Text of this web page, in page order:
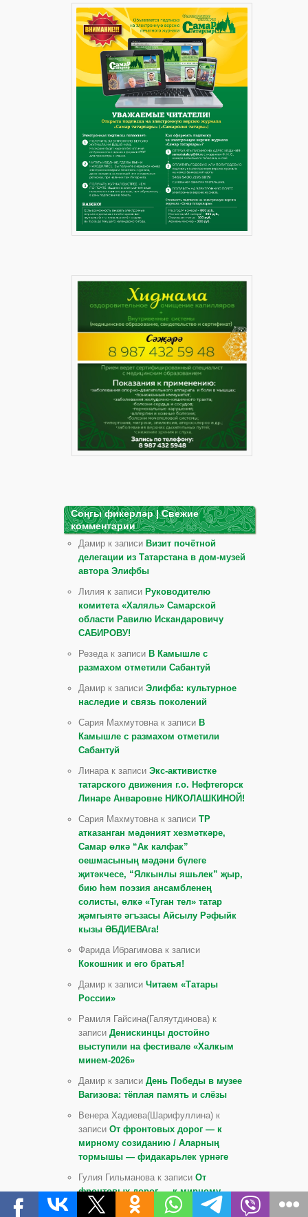
Соңгы фикерләр | Свежие
комментарии
Дамир к записи Визит почётной
делегации из Татарстана в дом-музей
автора Элифбы
Лилия к записи Руководителю
комитета «Халяль» Самарской
области Равилю Искандаровичу
САБИРОВУ!
Резеда к записи В Камышле с
размахом отметили Сабантуй
Дамир к записи Элифба: культурное
наследие и связь поколений
Сария Махмутовна к записи В
Камышле с размахом отметили
Сабантуй
Линара к записи Экс-активистке
татарского движения г.о. Нефтегорск
Линаре Анваровне НИКОЛАШКИНОЙ!
Сария Махмутовна к записи ТР
атказанган мәдәният хезмәткәре,
Самар өлкә “Ак калфак”
оешмасының мәдәни бүлеге
җитәкчесе, “Ялкынлы яшьлек” җыр,
бию һәм поэзия ансамбленең
солисты, өлкә «Туган тел» татар
җәмгыяте әгъзасы Айсылу Рәфыйк
кызы ӘБДИЕВАга!
Фарида Ибрагимова к записи
Кокошник и его братья!
Дамир к записи Читаем «Татары
России»
Рамиля Гайсина(Галяутдинова) к
записи Денискинцы достойно
выступили на фестивале «Халкым
минем-2026»
Дамир к записи День Победы в музее
Вагизова: тёплая память и слёзы
Венера Хадиева(Шарифуллина) к
записи От фронтовых дорог — к
мирному созиданию / Аларның
тормышы — фидакарьлек үрнәге
Гулия Гильманова к записи От
фронтовых дорог — к мирному
созиданию / Аларның тормышы —